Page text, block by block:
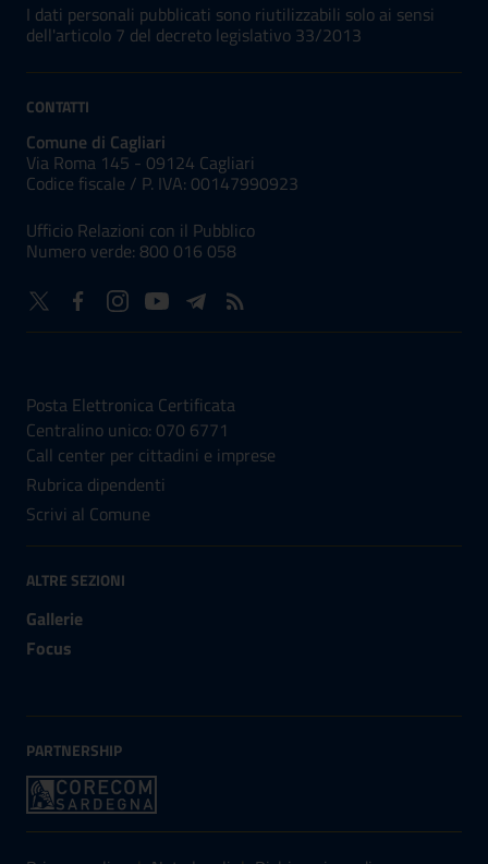
I dati personali pubblicati sono riutilizzabili solo ai sensi
dell'articolo 7 del decreto legislativo 33/2013
CONTATTI
Comune di Cagliari
Via Roma 145 - 09124 Cagliari
Codice fiscale / P. IVA: 00147990923
Ufficio Relazioni con il Pubblico
Numero verde: 800 016 058
Posta Elettronica Certificata
Centralino unico: 070 6771
Call center per cittadini e imprese
Rubrica dipendenti
Scrivi al Comune
ALTRE SEZIONI
Gallerie
Focus
PARTNERSHIP